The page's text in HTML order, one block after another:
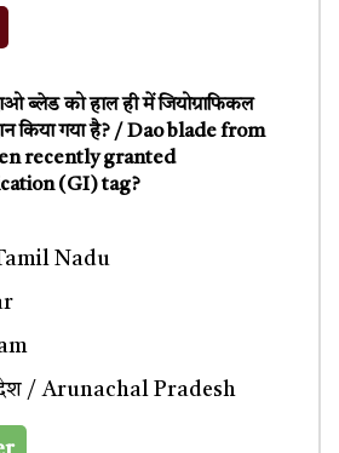
ब्लेड को हाल ही में जियोग्राफिकल
किया गया है? / Dao blade from
recently granted
(GI) tag?
Nadu
/ Arunachal Pradesh